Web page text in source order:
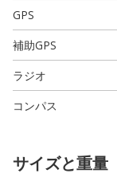
GPS
補助GPS
ラジオ
コンパス
サイズと重量